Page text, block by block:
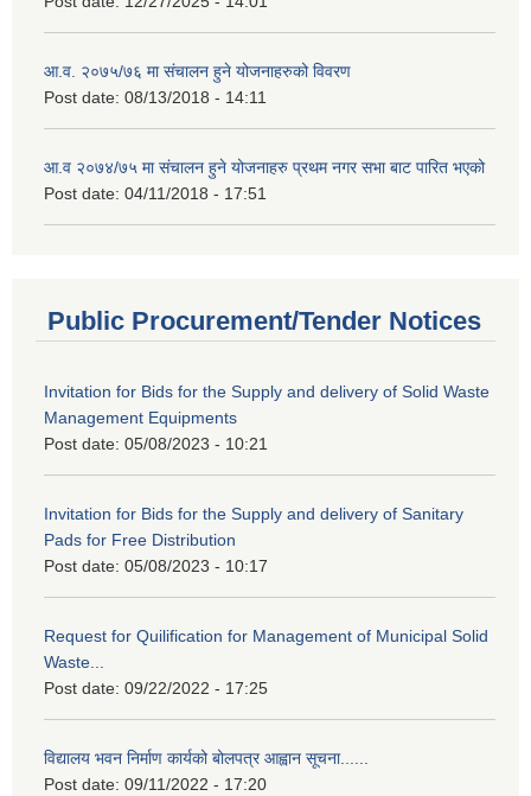
आ.व. २०७५/७६ मा संचालन हुने योजनाहरुको विवरण
Post date: 08/13/2018 - 14:11
आ.व २०७४/७५ मा संचालन हुने योजनाहरु प्रथम नगर सभा बाट पारित भएको
Post date: 04/11/2018 - 17:51
Public Procurement/Tender Notices
Invitation for Bids for the Supply and delivery of Solid Waste
Management Equipments
Post date: 05/08/2023 - 10:21
Invitation for Bids for the Supply and delivery of Sanitary
Pads for Free Distribution
Post date: 05/08/2023 - 10:17
Request for Quilification for Management of Municipal Solid
Waste...
Post date: 09/22/2022 - 17:25
विद्यालय भवन निर्माण कार्यको बोलपत्र आह्वान सूचना......
Post date: 09/11/2022 - 17:20